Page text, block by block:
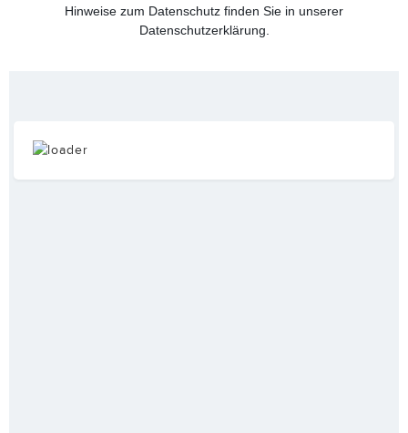
Hinweise zum Datenschutz finden Sie in unserer
Datenschutzerklärung